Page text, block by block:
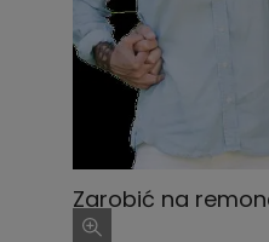
Zarobić na